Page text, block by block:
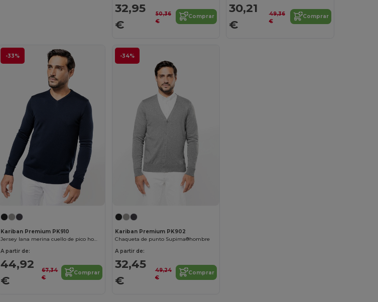
32,95
€
50,36
€
Comprar
30,21
€
49,36
€
Comprar
-33%
Kariban Premium PK910
Jersey lana merina cuello de pico hombre
A partir de:
44,92
€
67,34
€
Comprar
-34%
Kariban Premium PK902
Chaqueta de punto Supima®hombre
A partir de:
32,45
€
49,24
€
Comprar